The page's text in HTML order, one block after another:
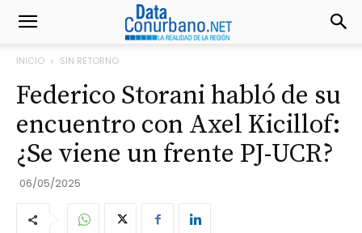
INICIO SIN RETORNO
Federico Storani habló de su
encuentro con Axel Kicillof:
¿Se viene un frente PJ-UCR?
06/05/2025